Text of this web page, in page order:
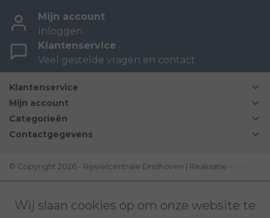
Mijn account
Inloggen
Klantenservice
Veel gestelde vragen en contact
Klantenservice
Mijn account
Categorieën
Contactgegevens
© Copyright 2026 - Rijwielcentrale Eindhoven | Realisatie
Media
Wij slaan cookies op om onze website te